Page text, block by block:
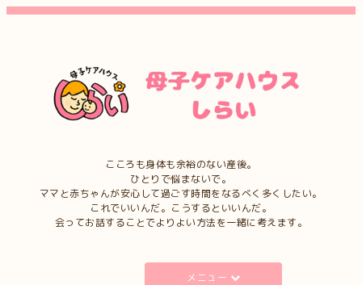
こころも身体も余裕のない産後。
ひとりで悩まないで。
ママと赤ちゃんが安心して過ごす時間をなるべく多くしたい。
これでいいんだ。こうするといいんだ。
会ってお話することでよりよい方法を一緒に考えます。
メニュー